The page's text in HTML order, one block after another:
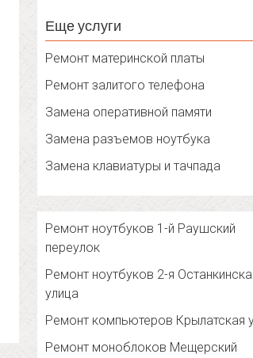
Еще услуги
Ремонт материнской платы
Ремонт залитого телефона
Замена оперативной памяти
Замена разъемов ноутбука
Замена клавиатуры и тачпада
Ремонт ноутбуков 1-й Раушский
переулок
Ремонт ноутбуков 2-я
улица
Ремонт компьютеров Крылатская
Ремонт моноблоков Мещерский